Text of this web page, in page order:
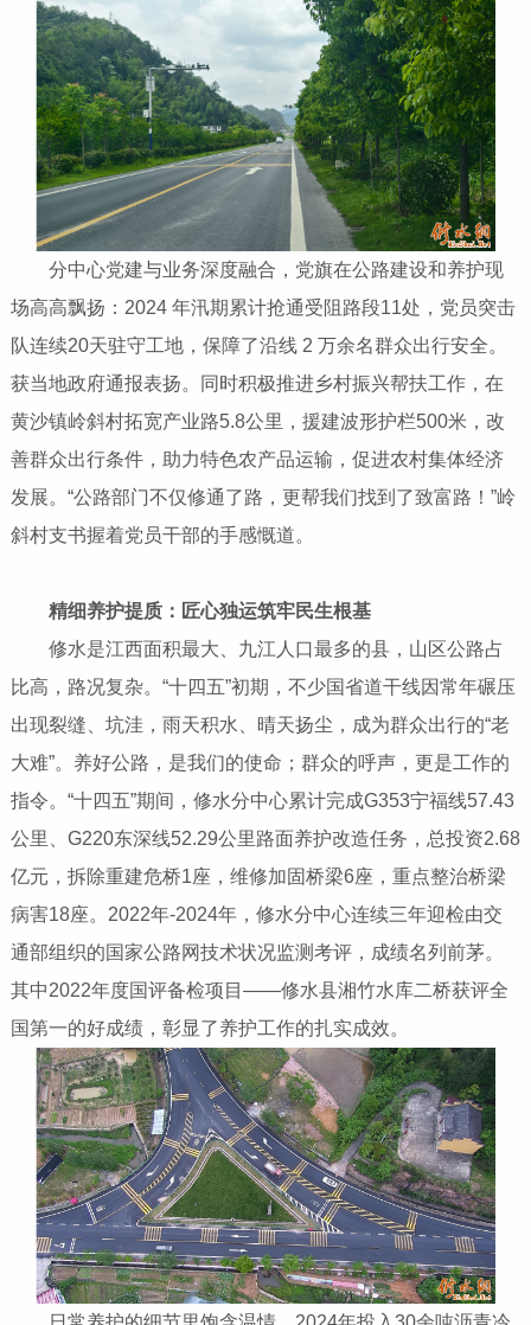
分中心党建与业务深度融合，党旗在公路建设和养护现
场高高飘扬：2024 年汛期累计抢通受阻路段11处，党员突击
队连续20天驻守工地，保障了沿线 2 万余名群众出行安全。
获当地政府通报表扬。同时积极推进乡村振兴帮扶工作，在
黄沙镇岭斜村拓宽产业路5.8公里，援建波形护栏500米，改
善群众出行条件，助力特色农产品运输，促进农村集体经济
发展。“公路部门不仅修通了路，更帮我们找到了致富路！”岭
斜村支书握着党员干部的手感慨道。
精细养护提质：匠心独运筑牢民生根基
修水是江西面积最大、九江人口最多的县，山区公路占
比高，路况复杂。“十四五”初期，不少国省道干线因常年碾压
出现裂缝、坑洼，雨天积水、晴天扬尘，成为群众出行的“老
大难”。养好公路，是我们的使命；群众的呼声，更是工作的
指令。“十四五”期间，修水分中心累计完成G353宁福线57.43
公里、G220东深线52.29公里路面养护改造任务，总投资2.68
亿元，拆除重建危桥1座，维修加固桥梁6座，重点整治桥梁
病害18座。2022年-2024年，修水分中心连续三年迎检由交
通部组织的国家公路网技术状况监测考评，成绩名列前茅。
其中2022年度国评备检项目——修水县湘竹水库二桥获评全
国第一的好成绩，彰显了养护工作的扎实成效。